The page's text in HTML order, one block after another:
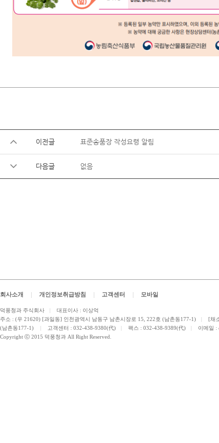
이전글 표준송품장 작성요령 알림
다음글 없음
회사소개 개인정보취급방침 고객센터 모바일
덕풍청과 주식회사 |
대표이사 : 이상억
주소 : (우 21620) [과일동] 인천광역시 남동구 남촌시장로 15, 222호 (남촌동177-1)
|
[채
(남촌동177-1)
| 고객센터 : 032-438-9380(代) | 팩스 : 032-438-9389(代) | 이메일 :
Copyright ⓒ 2015 덕풍청과 All Right Reserved.